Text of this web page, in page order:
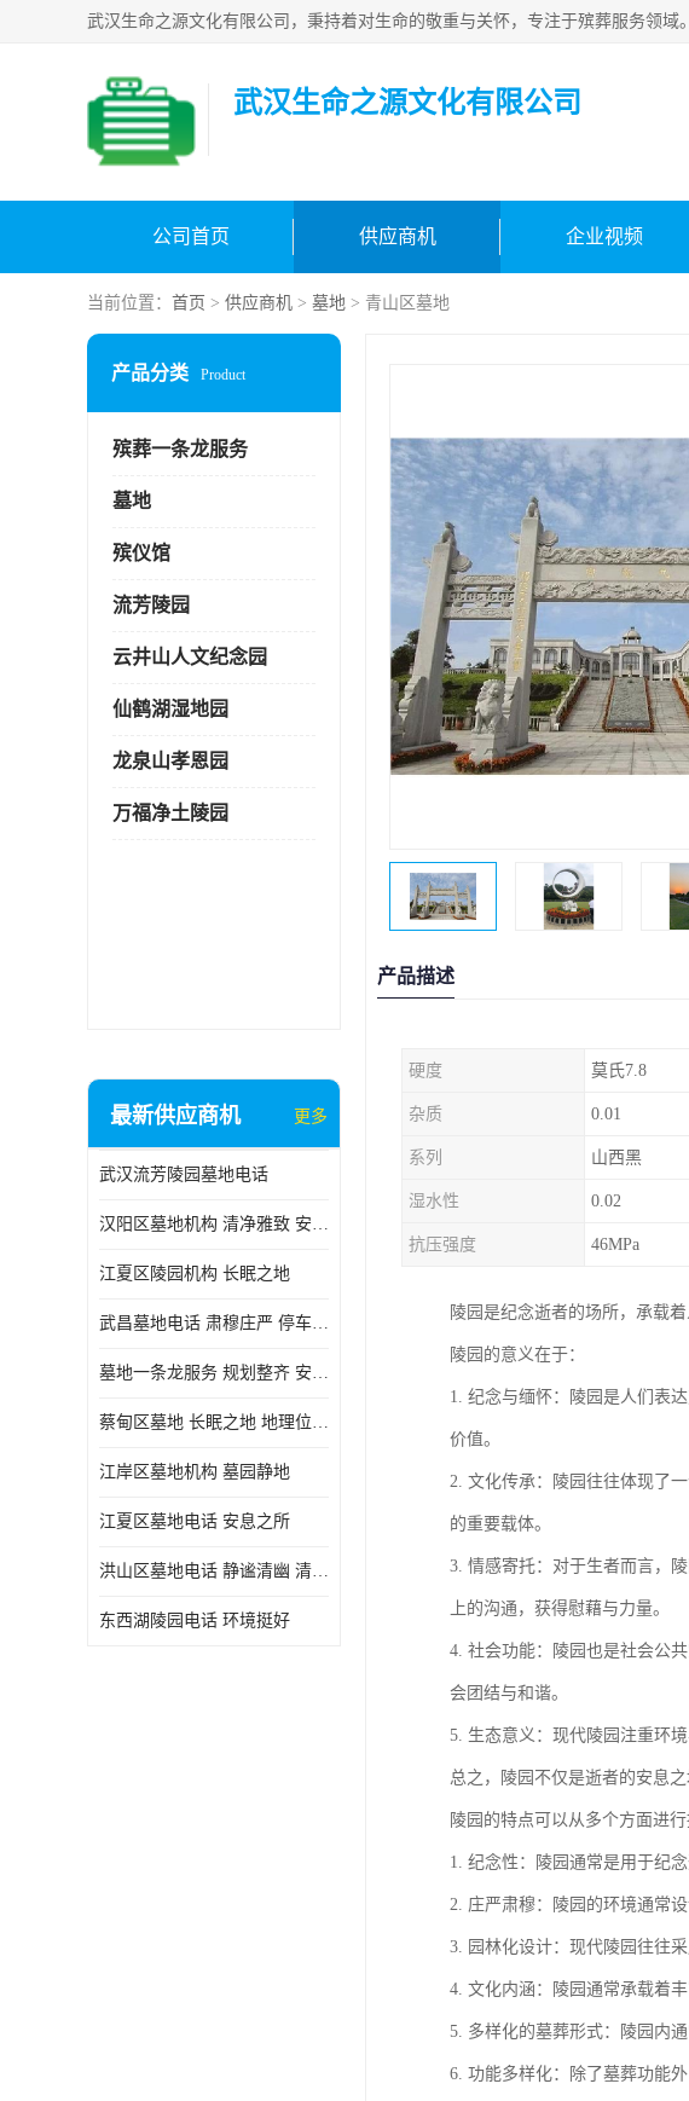
武汉生命之源文化有限公司
公司首页 供应商机 企业视频
当前位置： 首页 > 供应商机 > 墓地 > 青山区墓地
产品分类 Product
殡葬一条龙服务
墓地
殡仪馆
流芳陵园
云井山人文纪念园
仙鹤湖湿地园
龙泉山孝恩园
万福净土陵园
最新供应商机 更多
武汉流芳陵园墓地电话
汉阳区墓地机构 清净雅致 安息之所
江夏区陵园机构 长眠之地
武昌墓地电话 肃穆庄严 停车方便
墓地一条龙服务 规划整齐 安息之所
蔡甸区墓地 长眠之地 地理位置好
江岸区墓地机构 墓园静地
江夏区墓地电话 安息之所
洪山区墓地电话 静谧清幽 清净雅致
东西湖陵园电话 环境挺好
产品描述
硬度 莫氏7.8
杂质 0.01
系列 山西黑
湿水性 0.02
抗压强度 46MPa
陵园是纪念逝者的场所，承载
陵园的意义在于：
1. 纪念与缅怀：陵园是人们表
价值。
2. 文化传承：陵园往往体现了
的重要载体。
3. 情感寄托：对于生者而言，
上的沟通，获得慰藉与力量。
4. 社会功能：陵园也是社会公
会团结与和谐。
5. 生态意义：现代陵园注重环
总之，陵园不仅是逝者的安息
陵园的特点可以从多个方面进
1. 纪念性：陵园通常是用于纪
2. 庄严肃穆：陵园的环境通常
3. 园林化设计：现代陵园往往
4. 文化内涵：陵园通常承载着
5. 多样化的墓葬形式：陵园内
6. 功能多样化：除了墓葬功能